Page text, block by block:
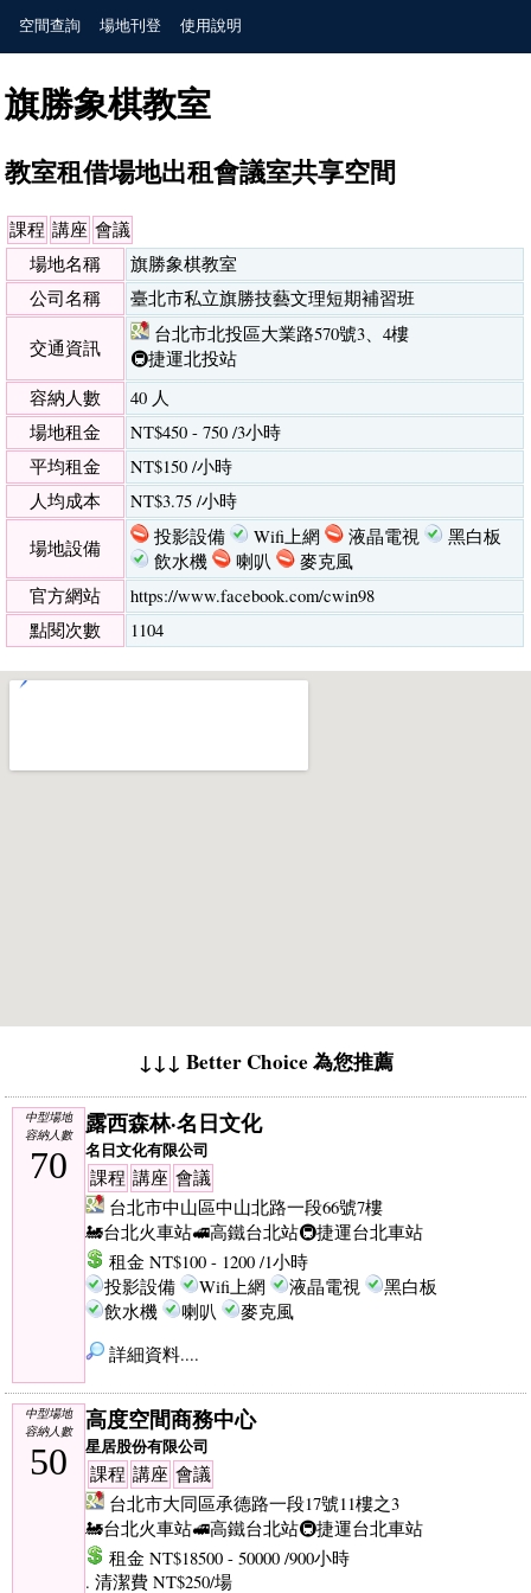
空間查詢 場地刊登 使用說明
旗勝象棋教室
教室租借場地出租會議室共享空間
課程 講座 會議
場地名稱
旗勝象棋教室
公司名稱
臺北市私立旗勝技藝文理短期補習班
交通資訊
台北市北投區大業路570號3、4樓
🚇捷運北投站
容納人數
40 人
場地租金
NT$450 - 750 /3小時
平均租金
NT$150 /小時
人均成本
NT$3.75 /小時
場地設備
投影設備 Wifi上網 液晶電視
黑白板
飲水機
喇叭
麥克風
官方網站
https://www.facebook.com/cwin98
點閱次數
1104
↓↓↓ Better Choice 為您推薦
中型場地
容納人數
70
露西森林·名日文化
名日文化有限公司
課程 講座 會議
台北市中山區中山北路一段66號7樓
🚂台北火車站🚅高鐵台北站🚇捷運台北車站
租金 NT$100 - 1200 /1小時
投影設備
Wifi上網 液晶電視
黑白板
飲水機
喇叭
麥克風
詳細資料....
中型場地
容納人數
50
高度空間商務中心
星居股份有限公司
課程 講座 會議
台北市大同區承德路一段17號11樓之3
🚂台北火車站🚅高鐵台北站🚇捷運台北車站
租金 NT$18500 - 50000 /900小時
. 清潔費 NT$250/場